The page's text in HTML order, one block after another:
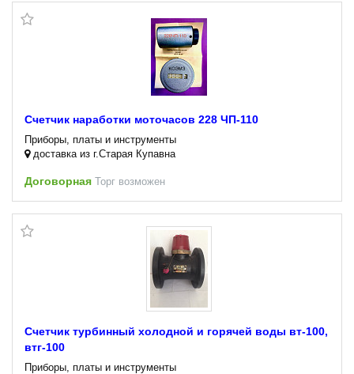
Счетчик наработки моточасов 228 ЧП-110
Приборы, платы и инструменты
доставка из г.Старая Купавна
Договорная Торг возможен
Счетчик турбинный холодной и горячей воды вт-100,
втг-100
Приборы, платы и инструменты